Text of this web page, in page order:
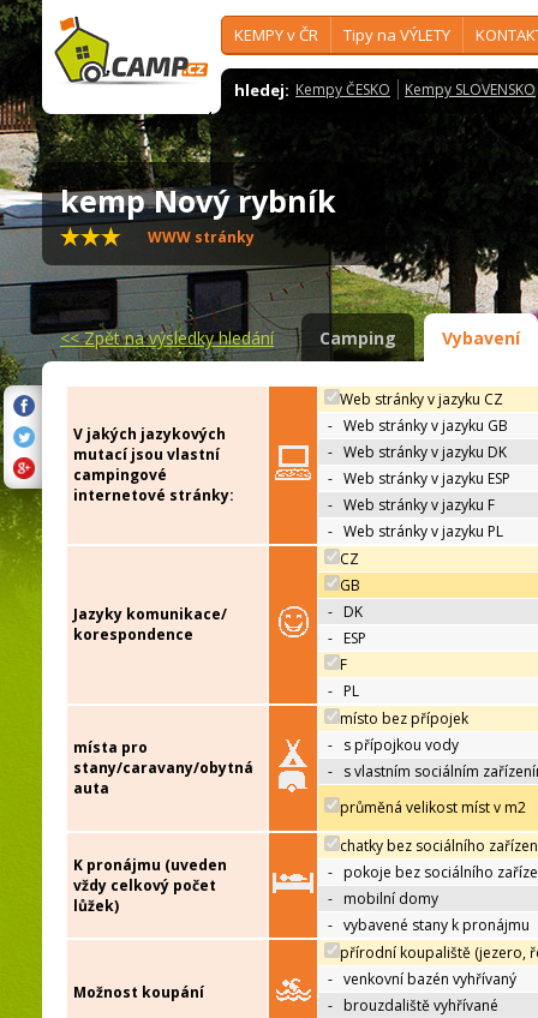
KEMPY v ČR Tipy na VÝLETY
hledej: Kempy ČESKO Kempy SLOVENSKO
kemp Nový rybník
WWW stránky
<<Zpět na výsledky hledání Camping Vybavení
V jakých jazykových
mutací jsou vlastní
campingové
internetové stránky:
Web stránky v jazyku CZ
- Web stránky v jazyku GB
- Web stránky v jazyku DK
- Web stránky v jazyku ESP
- Web stránky v jazyku F
- Web stránky v jazyku PL
Jazyky komunikace/
korespondence
CZ
GB
- DK
- ESP
F
- PL
místa pro
stany/caravany/obytná
auta
místo bez přípojek
- s přípojkou vody
- s vlastním sociálním
průměná velikost míst v m2
K pronájmu (uveden
vždy celkový počet
lůžek)
chatky bez sociálního
- pokoje bez sociálního
- mobilní domy
- vybavené stany k pronájmu
Možnost koupání
přírodní koupaliště (jezero,
- venkovní bazén vyhřívaný
- brouzdaliště vyhřívané